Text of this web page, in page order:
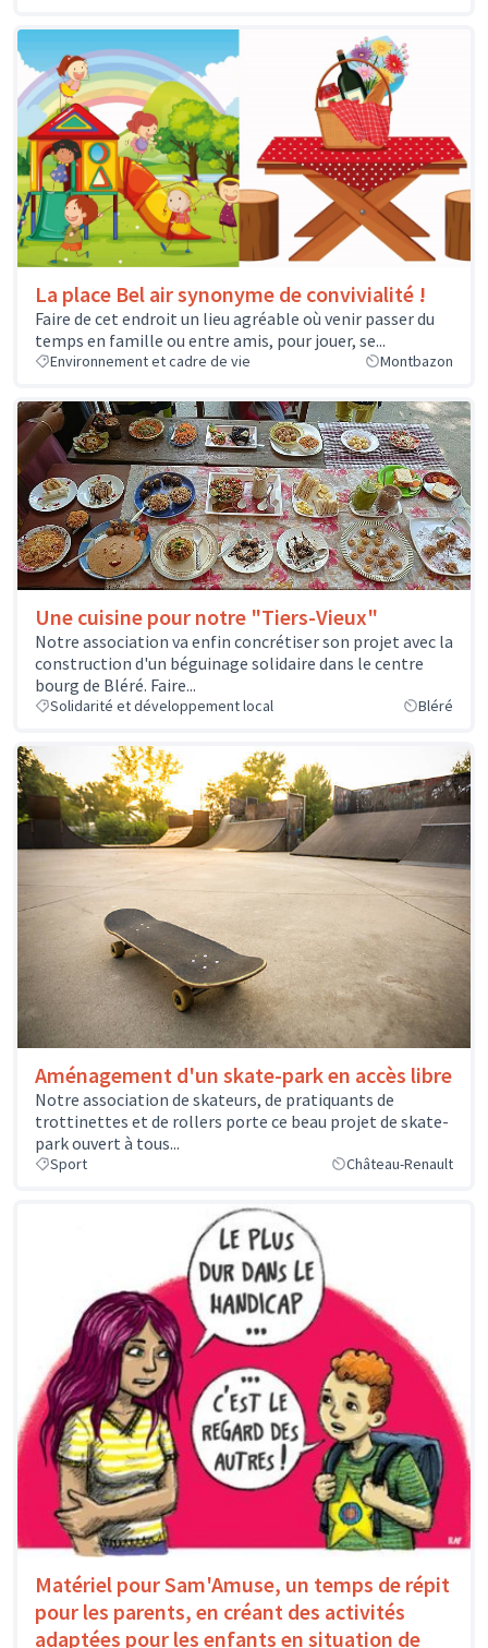
La place Bel air synonyme de convivialité !
Faire de cet endroit un lieu agréable où venir passer du
temps en famille ou entre amis, pour jouer, se...
Environnement et cadre de vie Montbazon
Une cuisine pour notre "Tiers-Vieux"
Notre association va enfin concrétiser son projet avec la
construction d'un béguinage solidaire dans le centre
bourg de Bléré. Faire...
Solidarité et développement local Bléré
Aménagement d'un skate-park en accès libre
Notre association de skateurs, de pratiquants de
trottinettes et de rollers porte ce beau projet de skate-
park ouvert à tous...
Sport Château-Renault
Matériel pour Sam'Amuse, un temps de répit
pour les parents, en créant des activités
adaptées pour les enfants en situation de